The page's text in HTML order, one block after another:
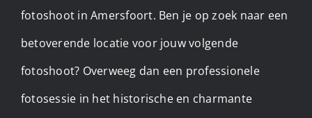
fotoshoot in Amersfoort. Ben je op zoek naar een
betoverende locatie voor jouw volgende
fotoshoot? Overweeg dan een professionele
fotosessie in het historische en charmante